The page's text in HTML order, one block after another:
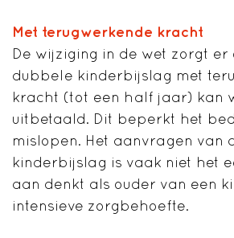
Met terugwerkende kracht
De wijziging in de wet zorgt er
dubbele kinderbijslag met
kracht (tot een half jaar) kan
uitbetaald. Dit beperkt het
mislopen. Het aanvragen van
kinderbijslag is vaak niet het
aan denkt als ouder van een
intensieve zorgbehoefte.